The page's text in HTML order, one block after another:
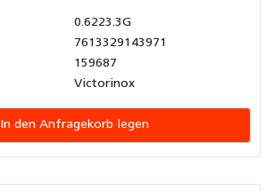
0.6223.3G
7613329143971
159687
Victorinox
In den Anfragekorb legen